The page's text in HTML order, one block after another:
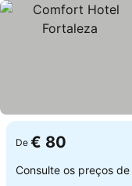
De € 80
Consulte os preços de